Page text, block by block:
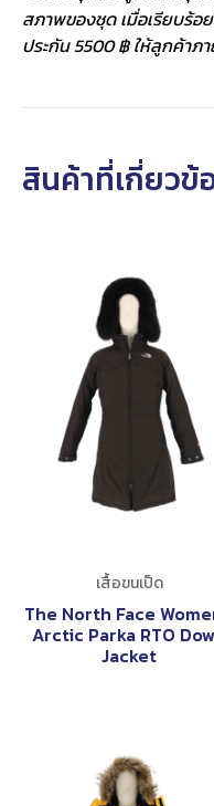
สภาพของชุด เมื่อเรียบร้อ
ประกัน 5500 ฿ ให้ลูกค้าภา
สินค้าที่เกี่ยวข้
เสื้อขนเป็ด
The North Face
Arctic Parka RTO
Jacket